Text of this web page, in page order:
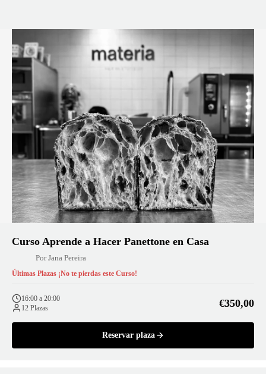
Curso Aprende a Hacer Panettone en Casa
Por Jana Pereira
Últimas Plazas ¡No te pierdas este Curso!
16:00 a 20:00
12 Plazas
€350,00
Reservar plaza